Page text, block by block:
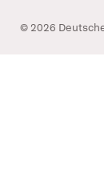
© 2026